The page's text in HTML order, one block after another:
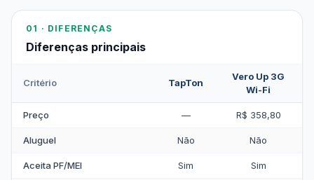
01 · DIFERENÇAS
Diferenças principais
Critério TapTon
Vero Up 3G
Wi-Fi
Preço — R$ 358,80
Aluguel Não Não
Aceita PF/MEI Sim Sim